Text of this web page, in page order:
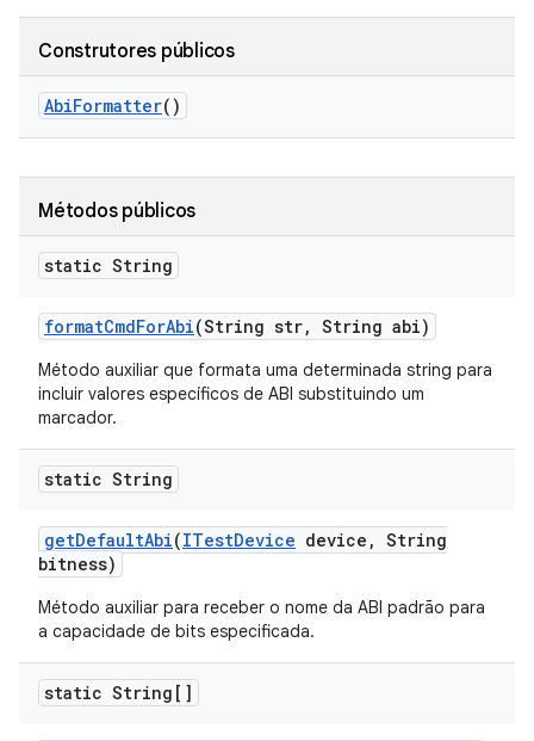
Construtores públicos
AbiFormatter()
Métodos públicos
static String
formatCmdForAbi(String str, String abi)
Método auxiliar que formata uma determinada string para
incluir valores específicos de ABI substituindo um
marcador.
static String
getDefaultAbi(ITestDevice device , String
bitness)
Método auxiliar para receber o nome da ABI padrão para
a capacidade de bits especificada.
static String[]